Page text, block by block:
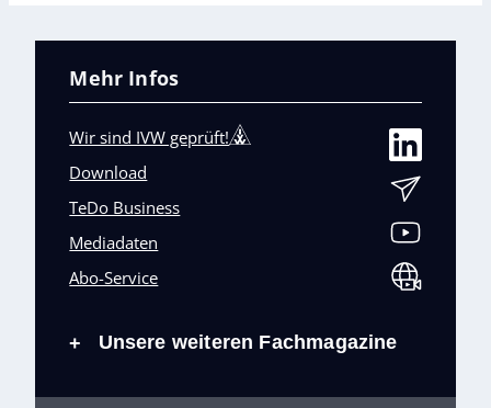
Mehr Infos
Wir sind IVW geprüft!
Download
TeDo Business
Mediadaten
Abo-Service
+ Unsere weiteren Fachmagazine